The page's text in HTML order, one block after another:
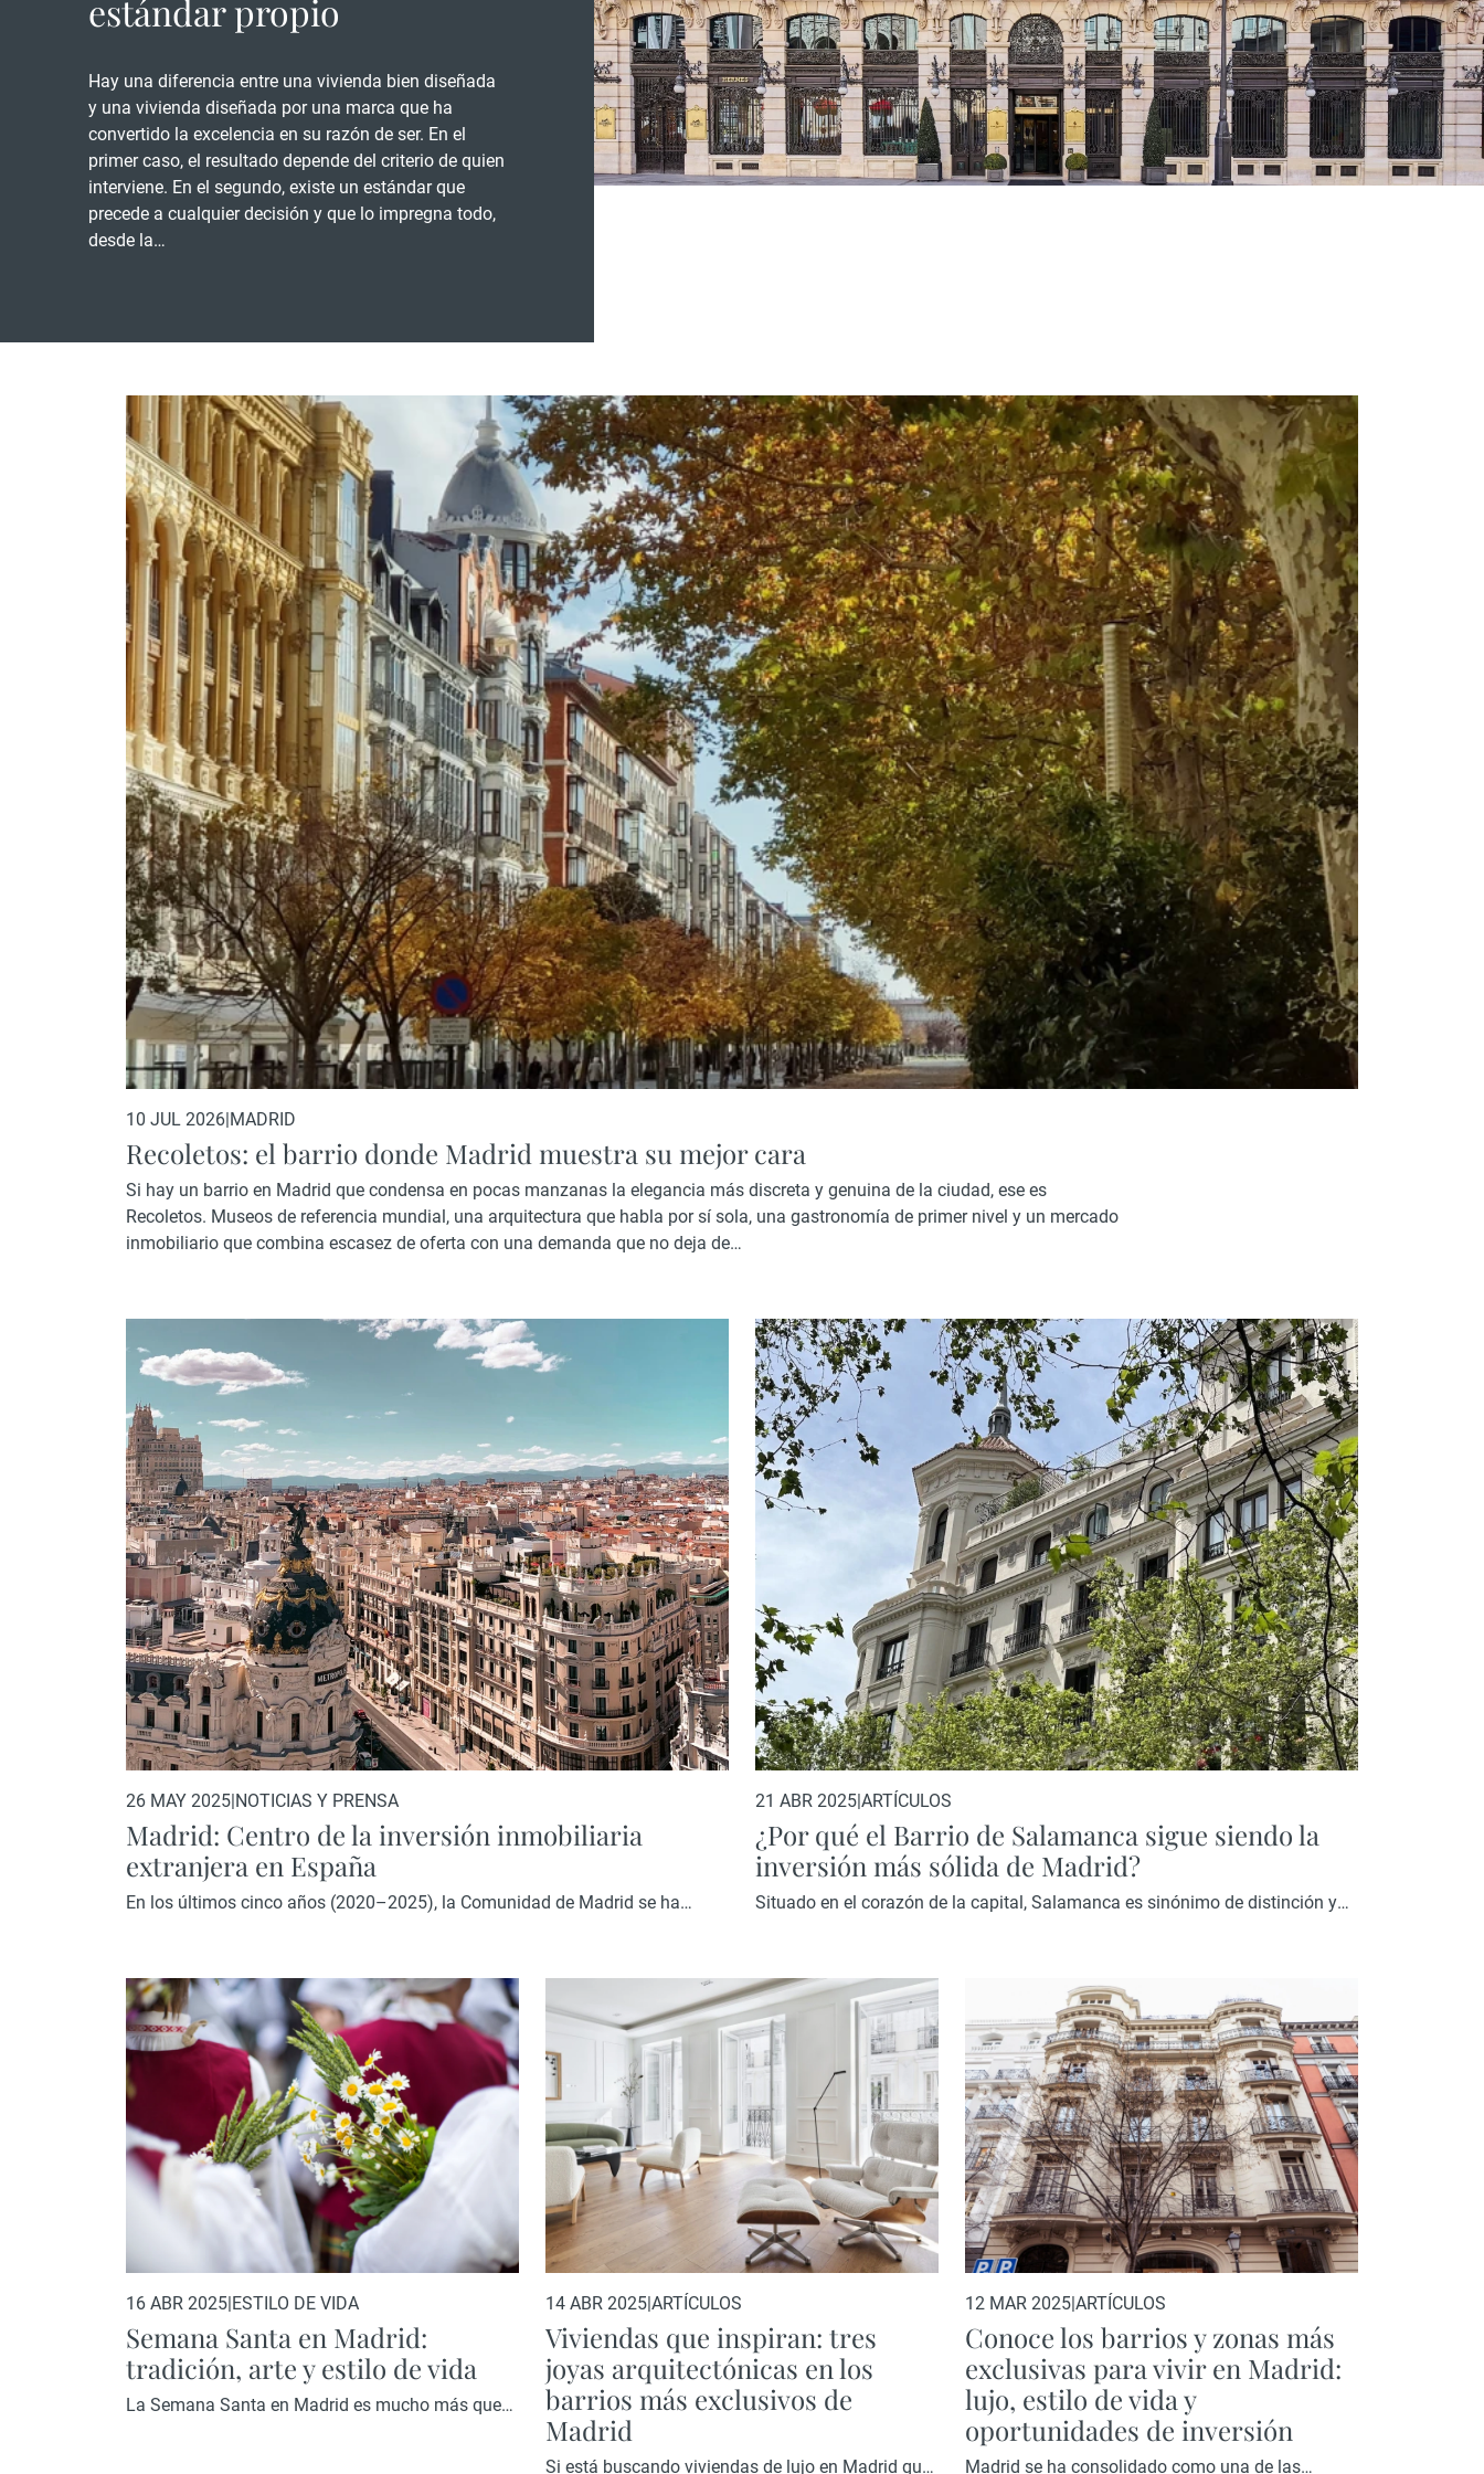
estándar propio
Hay una diferencia entre una vivienda bien diseñada
y una vivienda diseñada por una marca que ha
convertido la excelencia en su razón de ser. En el
primer caso, el resultado depende del criterio de quien
interviene. En el segundo, existe un estándar que
precede a cualquier decisión y que lo impregna todo,
desde la…
10 JUL 2026|MADRID
Recoletos: el barrio donde Madrid muestra su mejor cara
Si hay un barrio en Madrid que condensa en pocas manzanas la elegancia más discreta y genuina de la ciudad, ese es
Recoletos. Museos de referencia mundial, una arquitectura que habla por sí sola, una gastronomía de primer nivel y un mercado
inmobiliario que combina escasez de oferta con una demanda que no deja de…
26 MAY 2025 NOTICIAS Y PRENSA
Madrid: Centro de la inversión inmobiliaria
extranjera en España
En los últimos cinco años (2020–2025), la Comunidad de Madrid se ha
de euros en flujos brutos de Inversión Extranjera Directa (IED), la región
concentra el 64 % del total nacional, una…
21 ABR 2025 ARTÍCULOS
¿Por qué el Barrio de Salamanca sigue siendo la
inversión más sólida de Madrid?
Situado en el corazón de la capital, Salamanca es sinónimo de distinción y
estrella Michelin y una arquitectura clásica que evoca la grandeza de
principios del siglo XX. Aquí se respira un estilo de vida cosmopolita,
elegante…
16 ABR 2025 ESTILO DE VIDA
Semana Santa en Madrid:
tradición, arte y estilo de vida
La Semana Santa en Madrid es mucho más que
14 ABR 2025 ARTÍCULOS
Viviendas que inspiran: tres
joyas arquitectónicas en los
barrios más exclusivos de
Madrid
Si está buscando viviendas de lujo en Madrid que
12 MAR 2025 ARTÍCULOS
Conoce los barrios y zonas más
exclusivas para vivir en Madrid:
lujo, estilo de vida y
oportunidades de inversión
Madrid se ha consolidado como una de las